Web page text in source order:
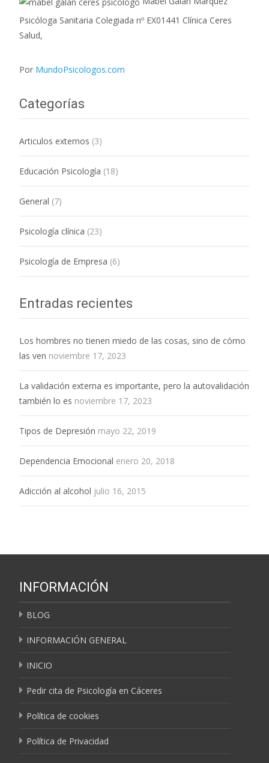
Psicóloga Sanitaria Colegiada nº EX01441 Clínica Ceres
Salud,
Por MundoPsicologos.com
Categorías
Articulos externos (3)
Educación Psicología (18)
General (7)
Psicología clínica (23)
Psicología de Empresa (6)
Entradas recientes
Los hombres no tienen miedo de las cosas, sino de cómo
las ven noviembre 17, 2023
La validación externa es importante, pero la autovalidación
también lo es noviembre 17, 2023
Tipos de Depresión mayo 22, 2019
Dependencia Emocional enero 20, 2018
Adicción al alcohol julio 16, 2015
INFORMACIÓN
BLOG
INFORMACIÓN GENERAL
INICIO
Pedir cita de Psicología en Cáceres
Política de cookies
Política de Privacidad